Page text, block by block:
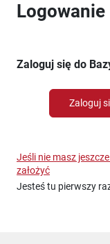
Logowanie
Zaloguj się do
Zaloguj
Jeśli nie masz
założyć
Jesteś tu pierwszy